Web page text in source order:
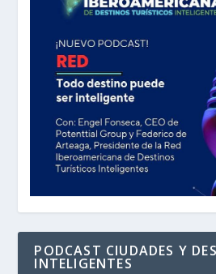
PODCAST CIUDADES Y
INTELIGENTES